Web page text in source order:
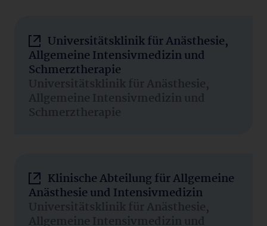
Universitätsklinik für Anästhesie,
Allgemeine Intensivmedizin und
Schmerztherapie
Universitätsklinik für Anästhesie,
Allgemeine Intensivmedizin und
Schmerztherapie
Klinische Abteilung für Allgemeine
Anästhesie und Intensivmedizin
Universitätsklinik für Anästhesie,
Allgemeine Intensivmedizin und